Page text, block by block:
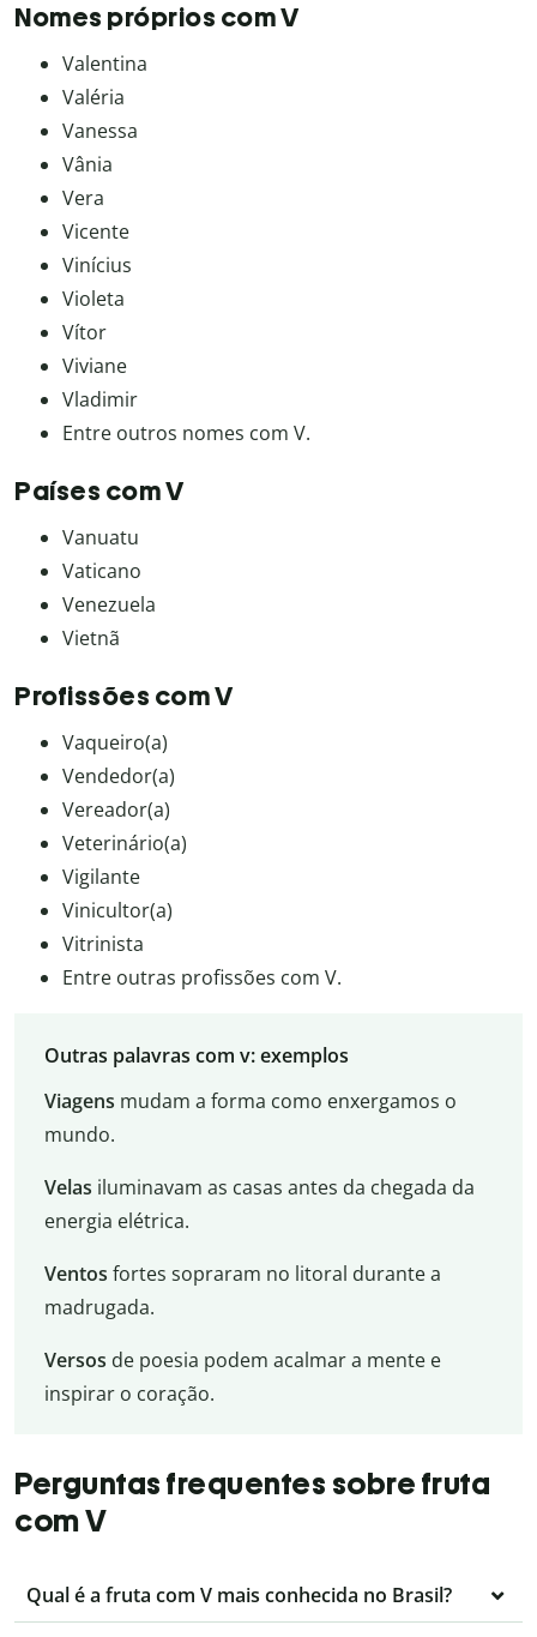
Nomes próprios com V
Valentina
Valéria
Vanessa
Vânia
Vera
Vicente
Vinícius
Violeta
Vítor
Viviane
Vladimir
Entre outros nomes com V.
Países com V
Vanuatu
Vaticano
Venezuela
Vietnã
Profissões com V
Vaqueiro(a)
Vendedor(a)
Vereador(a)
Veterinário(a)
Vigilante
Vinicultor(a)
Vitrinista
Entre outras profissões com V.
Outras palavras com v: exemplos
Viagens mudam a forma como enxergamos o
mundo.
Velas iluminavam as casas antes da chegada da
energia elétrica.
Ventos fortes sopraram no litoral durante a
madrugada.
Versos de poesia podem acalmar a mente e
inspirar o coração.
Perguntas frequentes sobre fruta
com V
Qual é a fruta com V mais conhecida no Brasil?